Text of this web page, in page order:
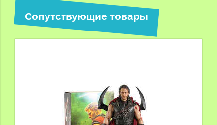
Сопутствующие товары